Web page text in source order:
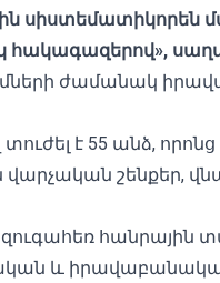
սիստեմատիկորեն
հակագազերով»,
ժամանակ
է 55 անձ,
շենքեր,
հանրային
և